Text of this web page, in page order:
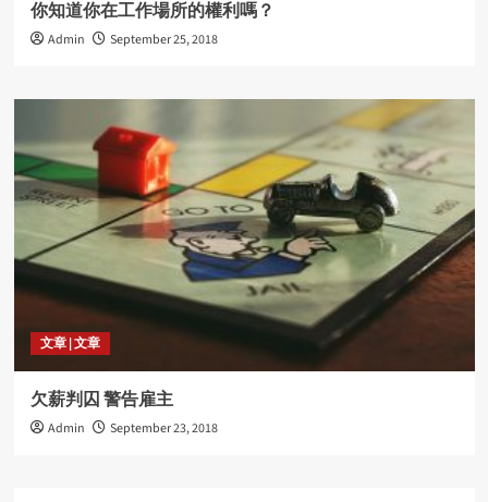
你知道你在工作場所的權利嗎？
Admin September 25, 2018
文章 | 文章
欠薪判囚 警告雇主
Admin September 23, 2018